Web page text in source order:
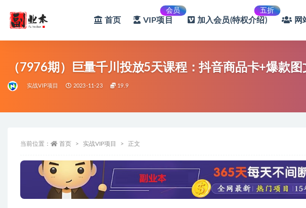
首页 VIP项目
会员
加入会员(特权介绍)
五折
网
（7976期）巨量千川投放5天课程：抖音商品卡+爆款
实战VIP项目 2023-11-23 19.9
当前位置： 首页 实战VIP项目 正文